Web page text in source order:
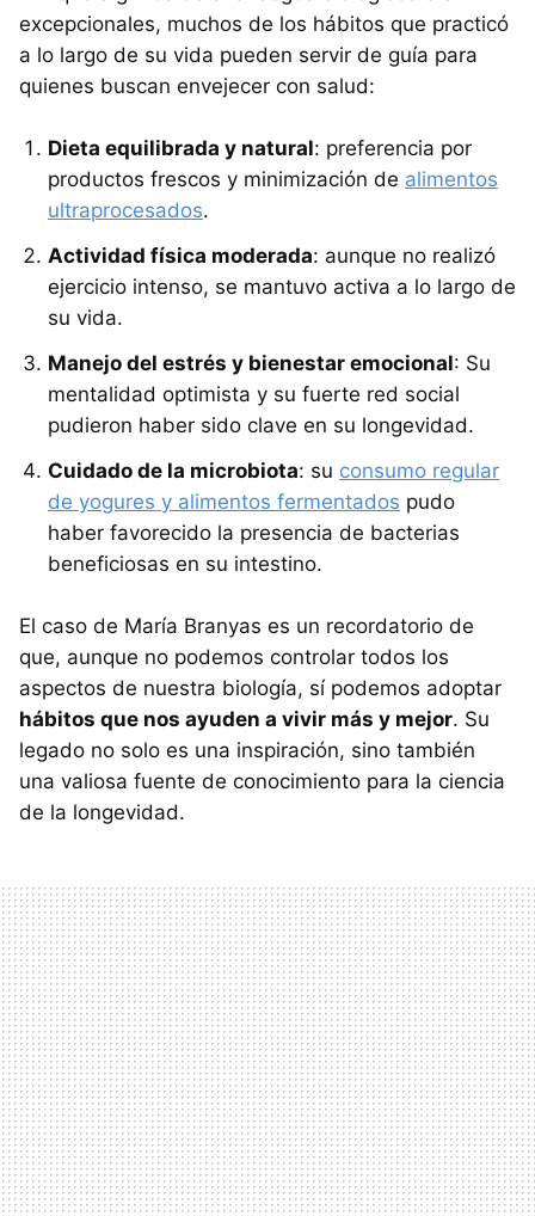
excepcionales, muchos de los hábitos que practicó
a lo largo de su vida pueden servir de guía para
quienes buscan envejecer con salud:
Dieta equilibrada y natural: preferencia por
productos frescos y minimización de alimentos
ultraprocesados.
Actividad física moderada: aunque no realizó
ejercicio intenso, se mantuvo activa a lo largo de
su vida.
Manejo del estrés y bienestar emocional: Su
mentalidad optimista y su fuerte red social
pudieron haber sido clave en su longevidad.
Cuidado de la microbiota: su consumo regular
de yogures y alimentos fermentados pudo
haber favorecido la presencia de bacterias
beneficiosas en su intestino.
El caso de María Branyas es un recordatorio de
que, aunque no podemos controlar todos los
aspectos de nuestra biología, sí podemos adoptar
hábitos que nos ayuden a vivir más y mejor. Su
legado no solo es una inspiración, sino también
una valiosa fuente de conocimiento para la ciencia
de la longevidad.